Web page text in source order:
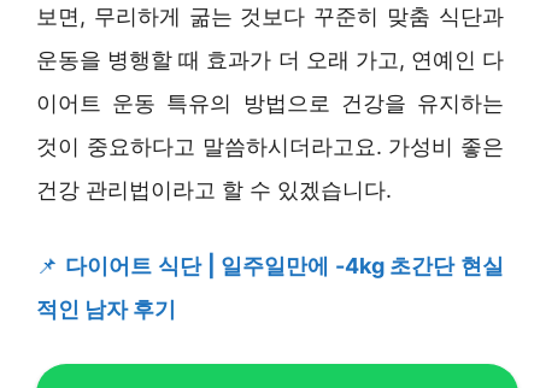
보면, 무리하게 굶는 것보다 꾸준히 맞춤 식단과
운동을 병행할 때 효과가 더 오래 가고, 연예인 다
이어트 운동 특유의 방법으로 건강을 유지하는
것이 중요하다고 말씀하시더라고요. 가성비 좋은
건강 관리법이라고 할 수 있겠습니다.
📌 다이어트 식단 | 일주일만에 -4kg 초간단 현실
적인 남자 후기